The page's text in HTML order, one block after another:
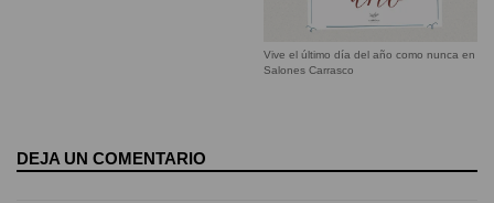
Vive el último día del año como nunca en
Salones Carrasco
DEJA UN COMENTARIO